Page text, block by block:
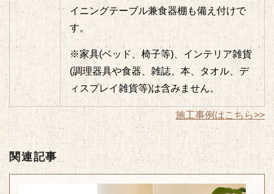
イニングテーブル兼食器棚も備え付けで
す。
※家具(ベッド、椅子等)、インテリア雑貨
(調理器具や食器、雑誌、本、タオル、デ
ィスプレイ雑貨等)は含みません。
施工事例はこちら>>
関連記事